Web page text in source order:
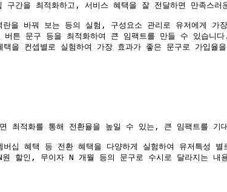
간을 최적화하고, 서비스 혜택을 잘 전달하면 만족스
을 바꿔 보는 등의 실험, 구성요소 관리로 유저에게 가
튼 문구 등을 최적화하여 큰 임팩트를 만들 수 있습니다.
컨셉별로 실험하여 가장 효과가 좋은 문구로 가입율
최적화를 통해 전환율을 높일 수 있는, 큰 임팩트를 기
혜택 등 전환 혜택을 다양하게 실험하여 유저특성 별
인, 무이자 N 개월 등의 문구로 수시로 달라지는 내